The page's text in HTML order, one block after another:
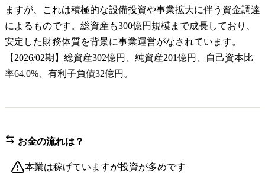
ますが、これは積極的な設備投資や事業拡大に伴う資金調達
によるものです。総資産も300億円規模まで成長しており、
安定した財務体質を背景に事業運営がなされています。
【2026/02期】総資産302億円、純資産201億円、自己資本比
率64.0%、有利子負債32億円。
お金の流れは？
本業は稼げていますが投資が多めです